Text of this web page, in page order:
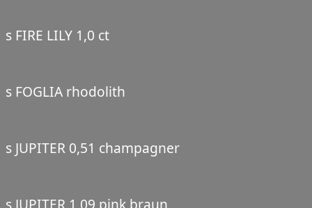
s FIRE LILY 1,0 ct
s FOGLIA rhodolith
s JUPITER 0,51 champagner
s JUPITER 1,09 pink braun